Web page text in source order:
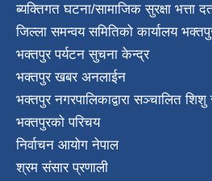
ब्यक्तिगत घटना/सामाजिक सुरक्षा भत्ता
जिल्ला समन्वय समितिको कार्यालय
भक्तपुर पर्यटन सुचना केन्द्र
भक्तपुर खबर अनलाईन
भक्तपुर नगरपालिकाद्वारा सञ्चालित
भक्तपुरकाे परिचय
निर्वाचन आयोग नेपाल
श्रम संसार प्रणाली